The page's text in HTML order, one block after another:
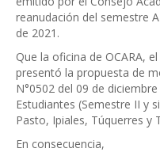
reanudación del semestre
de 2021.
Que la oficina de OCARA,
presentó la propuesta de
N°0502 del 09 de
Estudiantes (Semestre II y
Pasto, Ipiales, Túquerres y
En consecuencia,